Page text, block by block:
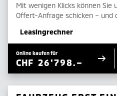
Mit wenigen Klicks können Sie
Offert-Anfrage schicken – und
Leasingrechner
Online kaufen für
CHF 26'798.–